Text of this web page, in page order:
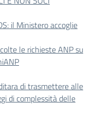
il Ministero accoglie
le richieste ANP su
ANP
di trasmettere alle
di complessità delle